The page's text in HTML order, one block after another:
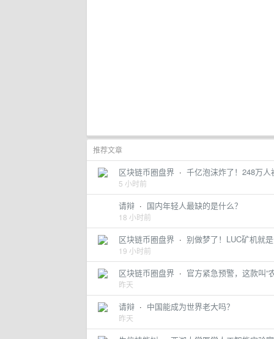
推荐文章
区块链币圈盘界 · 千亿泡沫炸了！248万人
5 小时前
请辩 · 国内年轻人最缺的是什么？
18 小时前
区块链币圈盘界 · 别做梦了！LUC矿机就
19 小时前
区块链币圈盘界 · 官方紧急预警，这款叫“
昨天
请辩 · 中国能成为世界老大吗？
昨天